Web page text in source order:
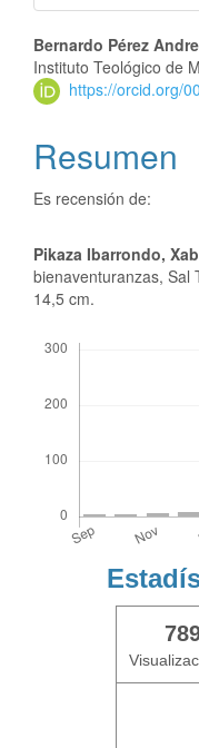
Bernardo Pérez
Instituto Teológico de
https://orcid.org/
Resumen
Es recensión de:
Pikaza Ibarrondo,
bienaventuranzas, Sal
14,5 cm.